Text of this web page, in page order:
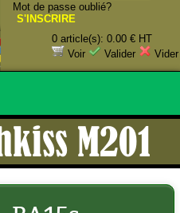
Mot de passe oublié?
S'INSCRIRE
0 article(s): 0.00 € HT
Voir
Valider Vider
M201